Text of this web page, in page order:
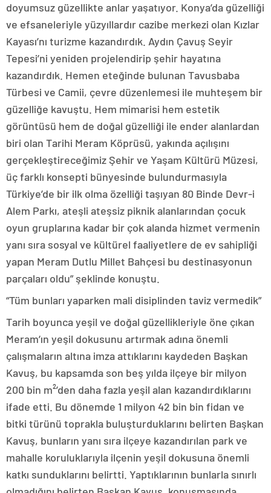
doyumsuz güzellikte anlar yaşatıyor. Konya’da güzelliği
ve efsaneleriyle yüzyıllardır cazibe merkezi olan Kızlar
Kayası’nı turizme kazandırdık. Aydın Çavuş Seyir
Tepesi’ni yeniden projelendirip şehir hayatına
kazandırdık. Hemen eteğinde bulunan Tavusbaba
Türbesi ve Camii, çevre düzenlemesi ile muhteşem bir
güzelliğe kavuştu. Hem mimarisi hem estetik
görüntüsü hem de doğal güzelliği ile ender alanlardan
biri olan Tarihi Meram Köprüsü, yakında açılışını
gerçekleştireceğimiz Şehir ve Yaşam Kültürü Müzesi,
üç farklı konsepti bünyesinde bulundurmasıyla
Türkiye’de bir ilk olma özelliği taşıyan 80 Binde Devr-i
Alem Parkı, ateşli ateşsiz piknik alanlarından çocuk
oyun gruplarına kadar bir çok alanda hizmet vermenin
yanı sıra sosyal ve kültürel faaliyetlere de ev sahipliği
yapan Meram Dutlu Millet Bahçesi bu destinasyonun
parçaları oldu” şeklinde konuştu.
“Tüm bunları yaparken mali disiplinden taviz vermedik”
Tarih boyunca yeşil ve doğal güzellikleriyle öne çıkan
Meram’ın yeşil dokusunu artırmak adına önemli
çalışmaların altına imza attıklarını kaydeden Başkan
Kavuş, bu kapsamda son beş yılda ilçeye bir milyon
200 bin m²’den daha fazla yeşil alan kazandırdıklarını
ifade etti. Bu dönemde 1 milyon 42 bin bin fidan ve
bitki türünü toprakla buluşturduklarını belirten Başkan
Kavuş, bunların yanı sıra ilçeye kazandırılan park ve
mahalle koruluklarıyla ilçenin yeşil dokusuna önemli
katkı sunduklarını belirtti. Yaptıklarının bunlarla sınırlı